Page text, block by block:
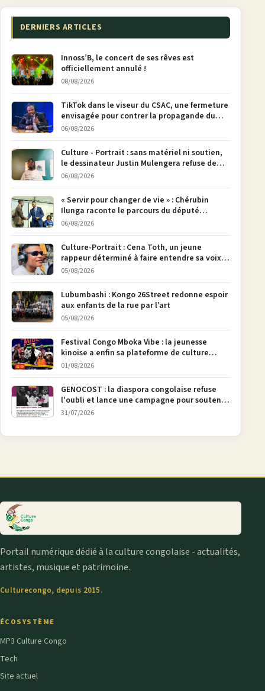
DERNIERS ARTICLES
Innoss’B, le concert de ses rêves est
officiellement annulé !
08/08/2026
TikTok dans le viseur du CSAC, une fermeture
envisagée pour contrer la propagande du
M23
06/08/2026
Culture - Portrait : sans matériel ni soutien,
le dessinateur Justin Mulengera refuse de
poser son crayon
06/08/2026
« Servir pour changer de vie » : Chérubin
Ilunga raconte le parcours du député
national Jethro Muyombi Tshimbu en 137
06/08/2026
Culture-Portrait : Cena Toth, un jeune
rappeur déterminé à faire entendre sa voix à
Bunia
05/08/2026
Lubumbashi : Kongo 26Street redonne espoir
aux enfants de la rue par l’art
05/08/2026
Festival Congo Mboka Vibe : la jeunesse
kinoise a enfin sa plateforme de culture
urbaine
01/08/2026
GENOCOST : la diaspora congolaise refuse
l'oubli et lance une campagne pour soutenir
la pétition FONAREV depuis Bruxelles
31/07/2026
Portail numérique dédié à la culture congolaise - actualités,
artistes, musique et patrimoine.
Culturecongo, depuis 2015.
ÉCOSYSTÈME
MP3 Culture Congo
Tech
Site actuel